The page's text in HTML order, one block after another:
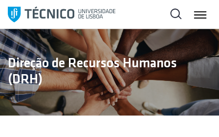
i
p
t
o
c
o
t
Direção de Recursos Humanos
(DRH)